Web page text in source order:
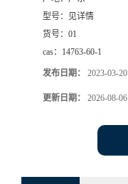
型号：
见详情
货号： 01
cas： 14763-60-1
发布日期： 2023-03-20
更新日期： 2026-08-06